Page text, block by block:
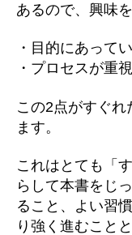
あるので、興味
・目的にあって
・プロセスが重
この2点がすぐ
ます。
これはとても「
らして本書をじ
ること、よい習
り強く進むこと